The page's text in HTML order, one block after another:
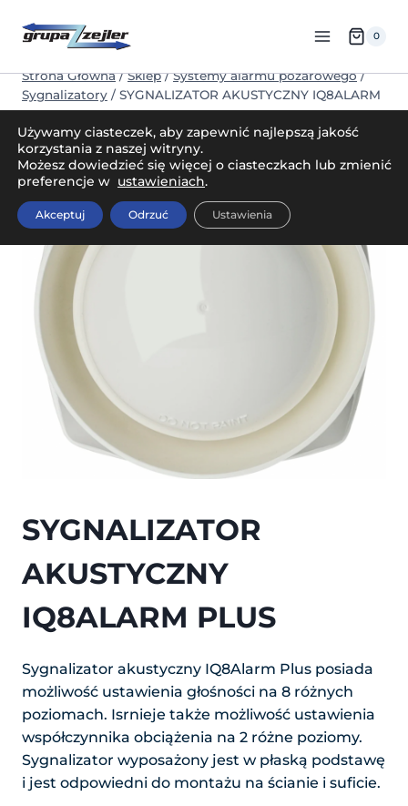
0
Strona Główna / Sklep / Systemy alarmu pożarowego /
Sygnalizatory / SYGNALIZATOR AKUSTYCZNY IQ8ALARM
PLUS
SYGNALIZATOR
AKUSTYCZNY
IQ8ALARM PLUS
Sygnalizator akustyczny IQ8Alarm Plus posiada
możliwość ustawienia głośności na 8 różnych
poziomach. Isrnieje także możliwość ustawienia
współczynnika obciążenia na 2 różne poziomy.
Sygnalizator wyposażony jest w płaską podstawę
i jest odpowiedni do montażu na ścianie i suficie.
Używamy ciasteczek, aby zapewnić najlepszą jakość
korzystania z naszej witryny.
Możesz dowiedzieć się więcej o ciasteczkach lub zmienić
preferencje w ustawieniach.
Akceptuj Odrzuć Ustawienia